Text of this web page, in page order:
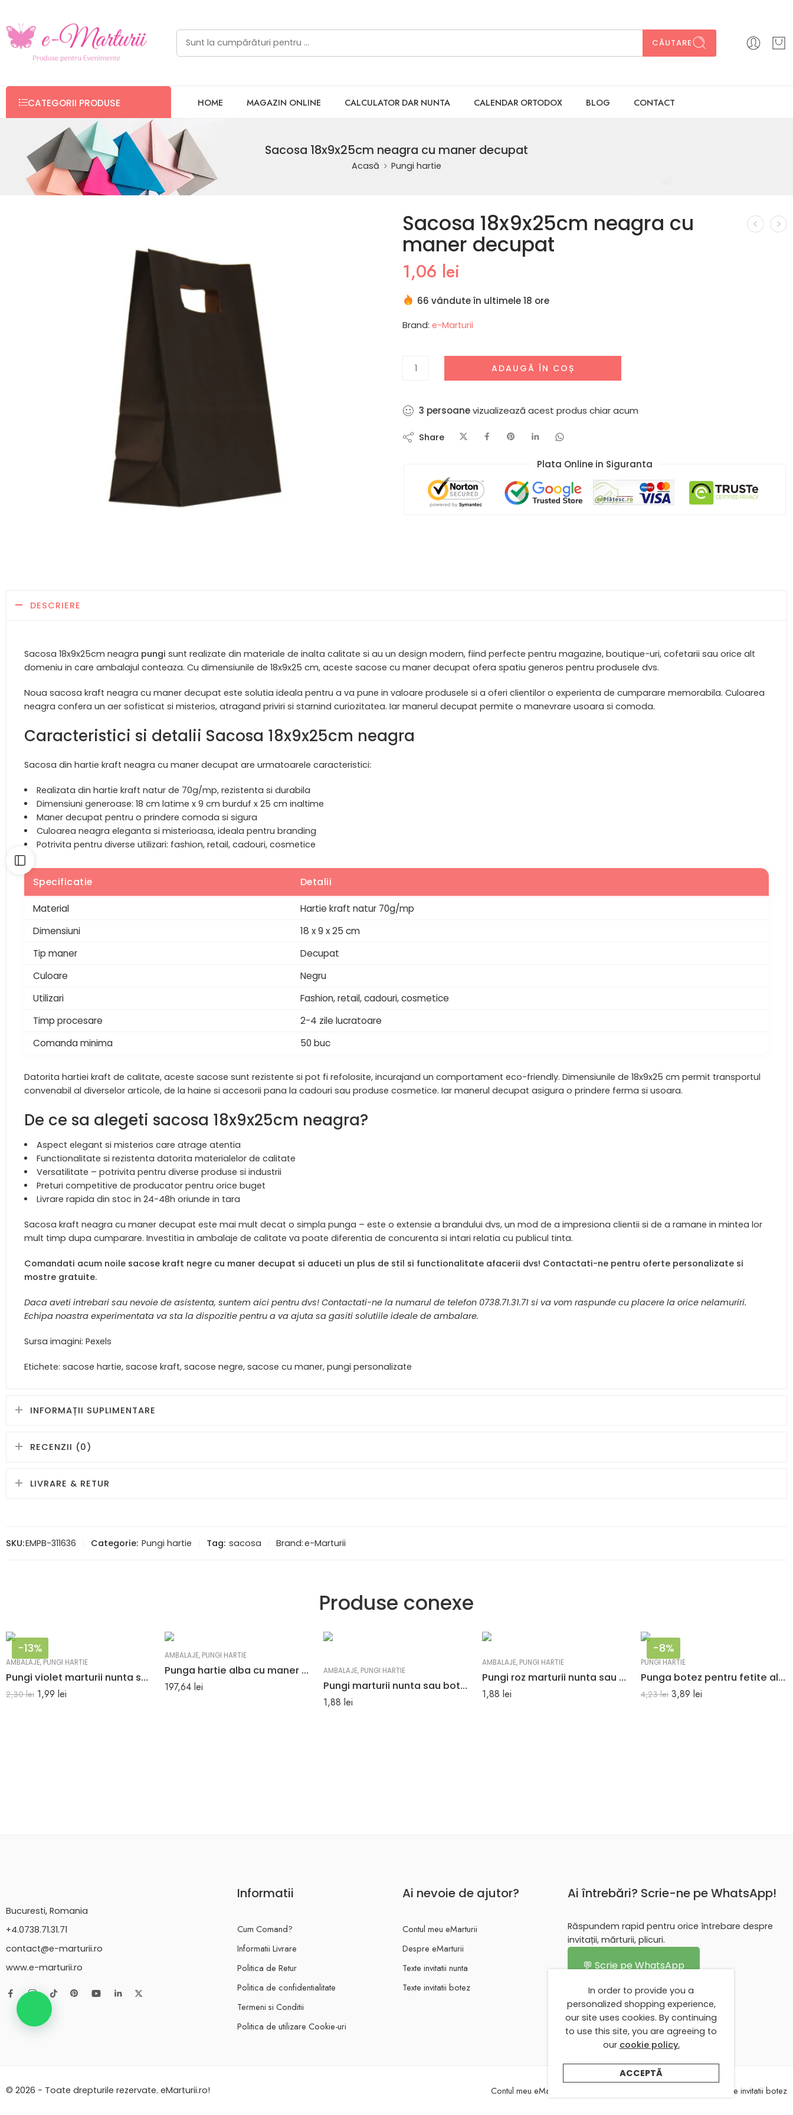
CĂUTARE
CATEGORII PRODUSE HOME MAGAZIN ONLINE CALCULATOR DAR NUNTA CALENDAR ORTODOX BLOG CONTACT
Sacosa 18x9x25cm neagra cu maner decupat
Acasă Pungi hartie
Sacosa 18x9x25cm neagra cu
maner decupat
1,06 lei
66 vândute în ultimele 18 ore
Brand: e-Marturii
ADAUGĂ ÎN COȘ
1 persoanevizualizează acest produs chiar acum
Share
Plata Online in Siguranta​
DESCRIERE
Sacosa 18x9x25cm neagra pungi sunt realizate din materiale de inalta calitate si au un design modern, fiind perfecte pentru magazine, boutique-uri, cofetarii sau orice alt
domeniu in care ambalajul conteaza. Cu dimensiunile de 18x9x25 cm, aceste sacose cu maner decupat ofera spatiu generos pentru produsele dvs.
Noua sacosa kraft neagra cu maner decupat este solutia ideala pentru a va pune in valoare produsele si a oferi clientilor o experienta de cumparare memorabila. Culoarea
neagra confera un aer sofisticat si misterios, atragand priviri si starnind curiozitatea. Iar manerul decupat permite o manevrare usoara si comoda.
Caracteristici si detalii Sacosa 18x9x25cm neagra
Sacosa din hartie kraft neagra cu maner decupat are urmatoarele caracteristici:
Realizata din hartie kraft natur de 70g/mp, rezistenta si durabila
Dimensiuni generoase: 18 cm latime x 9 cm burduf x 25 cm inaltime
Maner decupat pentru o prindere comoda si sigura
Culoarea neagra eleganta si misterioasa, ideala pentru branding
Potrivita pentru diverse utilizari: fashion, retail, cadouri, cosmetice
Specificatie Detalii
Material
Hartie kraft natur 70g/mp
Dimensiuni
18 x 9 x 25 cm
Tip maner
Decupat
Culoare
Negru
Utilizari
Fashion, retail, cadouri, cosmetice
Timp procesare
2-4 zile lucratoare
Comanda minima
50 buc
Datorita hartiei kraft de calitate, aceste sacose sunt rezistente si pot fi refolosite, incurajand un comportament eco-friendly. Dimensiunile de 18x9x25 cm permit transportul
convenabil al diverselor articole, de la haine si accesorii pana la cadouri sau produse cosmetice. Iar manerul decupat asigura o prindere ferma si usoara.
De ce sa alegeti sacosa 18x9x25cm neagra?
Aspect elegant si misterios care atrage atentia
Functionalitate si rezistenta datorita materialelor de calitate
Versatilitate – potrivita pentru diverse produse si industrii
Preturi competitive de producator pentru orice buget
Livrare rapida din stoc in 24-48h oriunde in tara
Sacosa kraft neagra cu maner decupat este mai mult decat o simpla punga – este o extensie a brandului dvs, un mod de a impresiona clientii si de a ramane in mintea lor
mult timp dupa cumparare. Investitia in ambalaje de calitate va poate diferentia de concurenta si intari relatia cu publicul tinta.
Comandati acum noile sacose kraft negre cu maner decupat si aduceti un plus de stil si functionalitate afacerii dvs! Contactati-ne pentru oferte personalizate si
mostre gratuite.
Daca aveti intrebari sau nevoie de asistenta, suntem aici pentru dvs! Contactati-ne la numarul de telefon 0738.71.31.71 si va vom raspunde cu placere la orice nelamuriri.
Echipa noastra experimentata va sta la dispozitie pentru a va ajuta sa gasiti solutiile ideale de ambalare.
Sursa imagini: Pexels
Etichete: sacose hartie, sacose kraft, sacose negre, sacose cu maner, pungi personalizate
INFORMAȚII SUPLIMENTARE
RECENZII (0)
LIVRARE & RETUR
SKU:EMPB-311636 Categorie: Pungi hartie Tag: sacosa Brand:e-Marturii
Produse conexe
-13%
AMBALAJE, PUNGI HARTIE
Pungi violet marturii nunta sau botez 18 x 8.5 x 30 cm
2,30lei 1,99 lei
AMBALAJE, PUNGI HARTIE
Punga hartie alba cu maner plat – 25X14X30 cm – 250 buc.
197,64 lei
AMBALAJE, PUNGI HARTIE
Pungi marturii nunta sau botez culoare verde din hartie kraft 25 x 11 x 31 cm
1,88 lei
AMBALAJE, PUNGI HARTIE
Pungi roz marturii nunta sau botez 25 x 11 x 31 cm
1,88 lei
-8%
PUNGI HARTIE
Punga botez pentru fetite alb roz 25 x 11 x 28 cm
4,23lei 3,89 lei
Bucuresti, Romania
+4.0738.71.31.71
contact@e-marturii.ro
www.e-marturii.ro
Informatii
Cum Comand?
Informatii Livrare
Politica de Retur
Politica de confidentialitate
Termeni si Conditii
Politica de utilizare Cookie-uri
Ai nevoie de ajutor?
Contul meu eMarturii
Despre eMarturii
Texte invitatii nunta
Texte invitatii botez
Ai întrebări? Scrie-ne pe WhatsApp!
Răspundem rapid pentru orice întrebare despre
invitații, mărturii, plicuri.
💬 Scrie pe WhatsApp
© 2026 - Toate drepturile rezervate. eMarturii.ro! Contul meu eMarturii Texte invitatii botez
In order to provide you a
personalized shopping experience,
our site uses cookies. By continuing
to use this site, you are agreeing to
our cookie policy.
ACCEPTĂ